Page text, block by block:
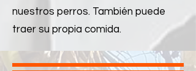
nuestros perros. También puede
traer su propia comida.